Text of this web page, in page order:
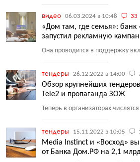
видео 06.03.2024 в 10:48 33
«Дом там, где семья»:
запустил рекламную
Она проводится в поддержку
тендеры 26.12.2022 в 14:00
Обзор крупнейших
Tele2 и пропаганда ЗОЖ
Теперь в организаторах
тендеры 15.11.2022 в 10:05
Media Instinct и «Восход»
от Банка Дом.РФ на 2,1